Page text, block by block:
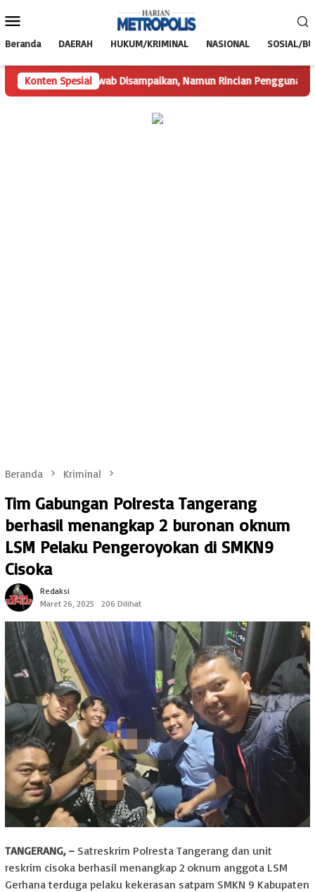
ke
Mobile
Beranda DAERAH HUKUM/KRIMINAL NASIONAL SOSIAL/
Konten Spesial
Hak Jawab Disampaikan, Namun Rincian Penggunaan
Beranda Kriminal
Tim Gabungan Polresta Tangerang
berhasil menangkap 2 buronan oknum
LSM Pelaku Pengeroyokan di SMKN9
Cisoka
Redaksi
Maret 26, 2025
206 Dilihat
TANGERANG, – Satreskrim Polresta Tangerang dan unit
reskrim cisoka berhasil menangkap 2 oknum anggota LSM
Gerhana terduga pelaku kekerasan satpam SMKN 9 Kabupaten